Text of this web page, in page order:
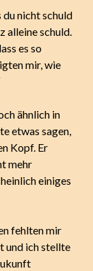
du nicht schuld
alleine schuld.
es so
mir, wie
ähnlich in
etwas sagen,
Kopf. Er
mehr
einiges
fehlten mir
und ich stellte